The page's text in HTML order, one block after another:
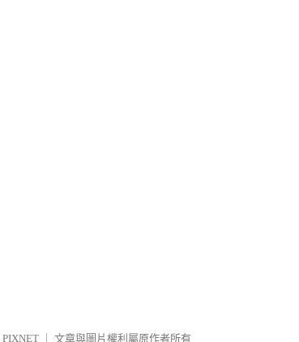
PIXNET 文章與圖片權利屬原作者所有